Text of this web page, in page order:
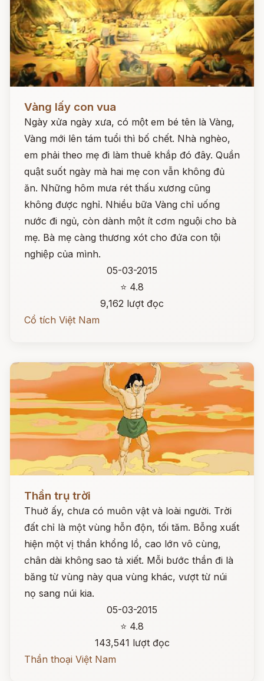
Vàng lấy con vua
Ngày xửa ngày xưa, có một em bé tên là Vàng,
Vàng mới lên tám tuổi thì bố chết. Nhà nghèo,
em phải theo mẹ đi làm thuê khắp đó đây. Quần
quật suốt ngày mà hai mẹ con vẫn không đủ
ăn. Những hôm mưa rét thấu xương cũng
không được nghỉ. Nhiều bữa Vàng chỉ uống
nước đi ngủ, còn dành một ít cơm nguội cho bà
mẹ. Bà mẹ càng thương xót cho đứa con tội
nghiệp của mình.
05-03-2015
⭐ 4.8
9,162 lượt đọc
Cổ tích Việt Nam
Đọc ngay
Thần trụ trời
Thuở ấy, chưa có muôn vật và loài người. Trời
đất chỉ là một vùng hỗn độn, tối tăm. Bỗng xuất
hiện một vị thần khổng lồ, cao lớn vô cùng,
chân dài không sao tả xiết. Mỗi bước thần đi là
băng từ vùng này qua vùng khác, vượt từ núi
nọ sang núi kia.
05-03-2015
⭐ 4.8
143,541 lượt đọc
Thần thoại Việt Nam